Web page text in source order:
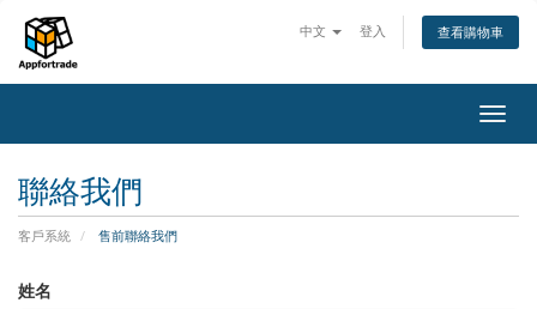
中文 登入 查看購物車
切
換
聯絡我們
客戶系統 售前聯絡我們
姓名